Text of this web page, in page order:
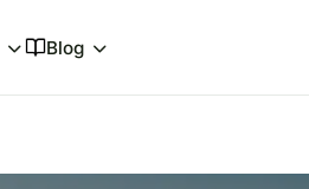
Blog